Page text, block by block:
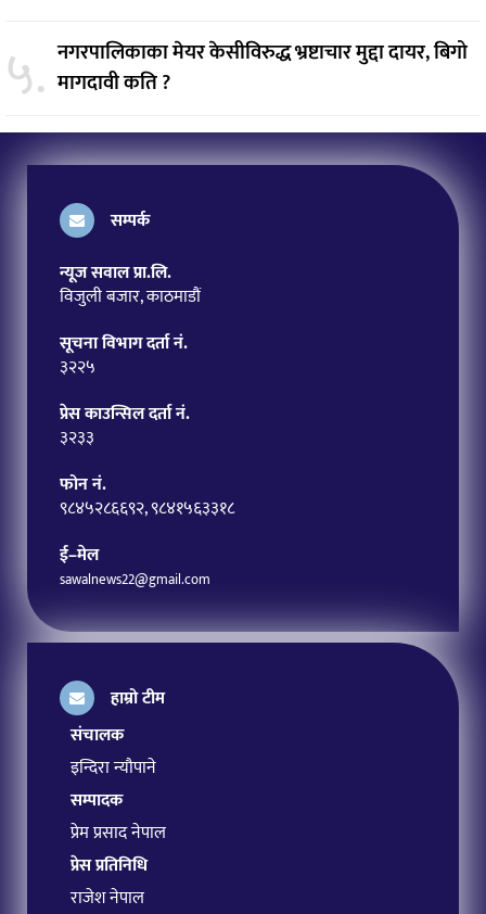
५. नगरपालिकाका मेयर केसीविरुद्ध भ्रष्टाचार मुद्दा दायर, बिगो
मागदावी कति ?
सम्पर्क
न्यूज सवाल प्रा.लि.
विजुली बजार, काठमाडौं
सूचना विभाग दर्ता नं.
३२२५
प्रेस काउन्सिल दर्ता नं.
३२३३
फोन नं.
९८४५२८६६९२, ९८४१५६३३१८
ई–मेल
sawalnews22@gmail.com
हाम्रो टीम
संचालक
इन्दिरा न्यौपाने
सम्पादक
प्रेम प्रसाद नेपाल
प्रेस प्रतिनिधि
राजेश नेपाल